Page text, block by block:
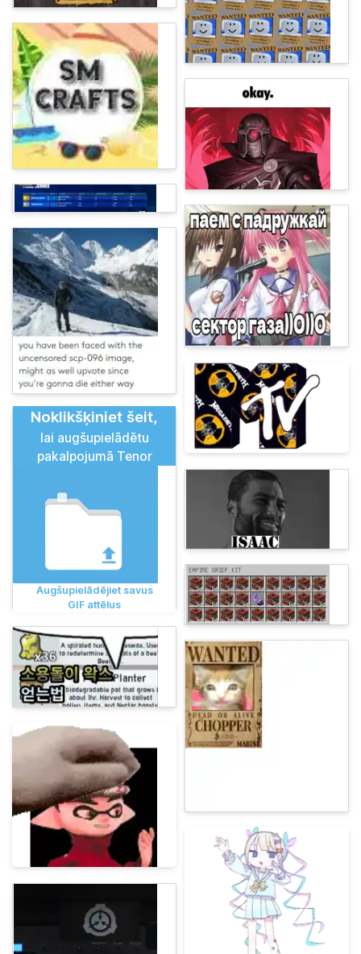
Noklikšķiniet šeit,
lai augšupielādētu
pakalpojumā Tenor
Augšupielādējiet savus
GIF attēlus